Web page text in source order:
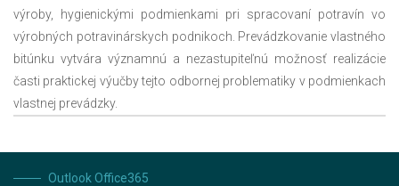
výroby, hygienickými podmienkami pri spracovaní potravín vo
výrobných potravinárskych podnikoch. Prevádzkovanie vlastného
bitúnku vytvára významnú a nezastupiteľnú možnosť realizácie
časti praktickej výučby tejto odbornej problematiky v podmienkach
vlastnej prevádzky.
Outlook Office365